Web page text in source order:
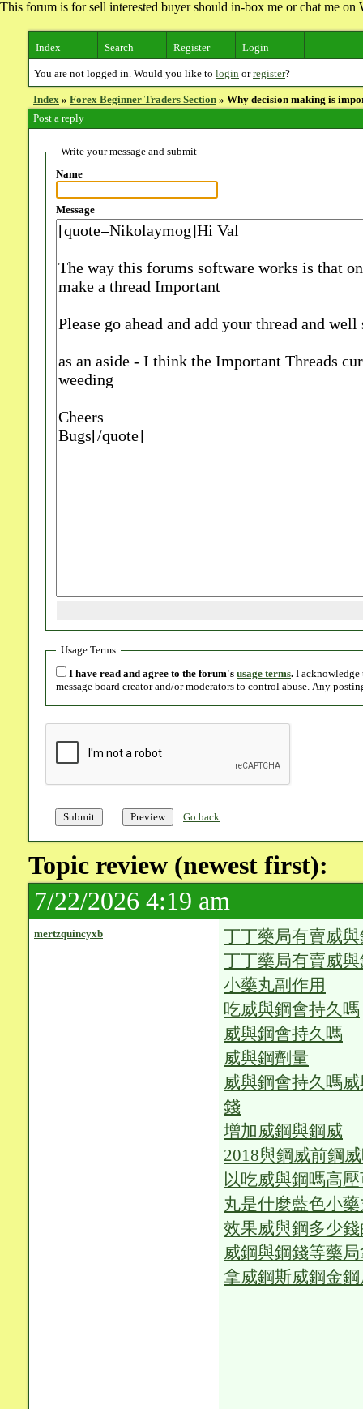
This forum is for sell interested buyer should in-box me or chat me on
Index Search Register Login
You are not logged in. Would you like to login orregister?
Index » Forex Beginner Traders Section » Why decision making is
Post a reply
Write your message and submit
Name
Message
Usage Terms
I have read and agree to the forum's usage terms. I acknowledge
message board creator and/or moderators to control abuse. Any
Go back
Topic review (newest first):
7/22/2026 4:19 am
mertzquincyxb
丁丁藥局有賣威
丁丁藥局有賣威
小藥丸副作用
吃威與鋼會持久嗎
威與鋼會持久嗎
威與鋼劑量
威與鋼會持久嗎
錢
增加威鋼與鋼威
2018與鋼威前鋼
以吃威與鋼嗎高
丸是什麼藍色小
效果威與鋼多少錢
威鋼與鋼錢等藥
拿威鋼斯威鋼金